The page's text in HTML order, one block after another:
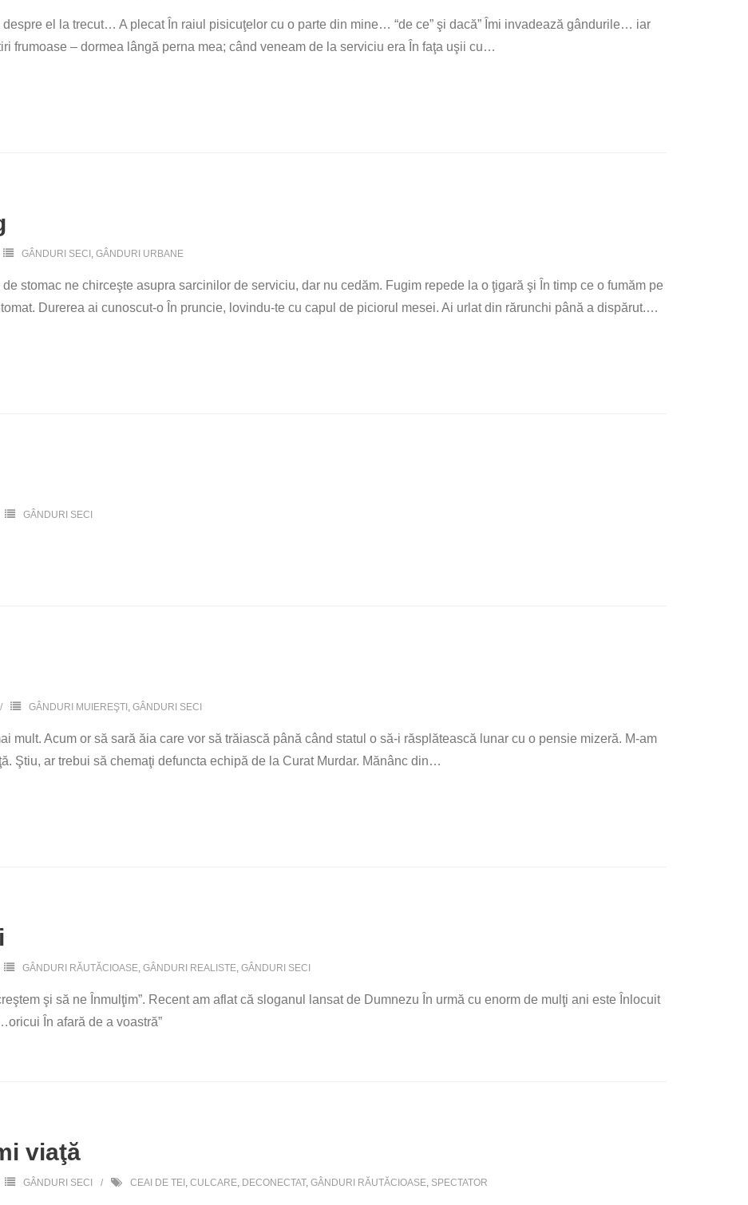
el la trecut… A plecat În raiul pisicuţelor cu o parte din mine… “de ce” şi dacă” Îmi invadează gândurile… iar
frumoase – dormea lângă perna mea; când veneam de la serviciu era În faţa uşii cu…
GÂNDURI SECI , GÂNDURI URBANE
stomac ne chirceşte asupra sarcinilor de serviciu, dar nu cedăm. Fugim repede la o ţigară şi În timp ce o fumăm pe
Durerea ai cunoscut-o În pruncie, lovindu-te cu capul de piciorul mesei. Ai urlat din rărunchi până a dispărut.…
GÂNDURI SECI
GÂNDURI MUIEREŞTI , GÂNDURI SECI
mult. Acum or să sară ăia care vor să trăiască până când statul o să-i răsplătească lunar cu o pensie mizeră. M-am
Ştiu, ar trebui să chemaţi defuncta echipă de la Curat Murdar. Mănânc din…
GÂNDURI RĂUTĂCIOASE, GÂNDURI REALISTE, GÂNDURI SECI
şi să ne Înmulţim”. Recent am aflat că sloganul lansat de Dumnezu În urmă cu enorm de mulţi ani este Înlocuit
În afară de a voastră”
viaţă
GÂNDURI SECI CEAI DE TEI , CULCARE, DECONECTAT, GÂNDURI RĂUTĂCIOASE, SPECTATOR